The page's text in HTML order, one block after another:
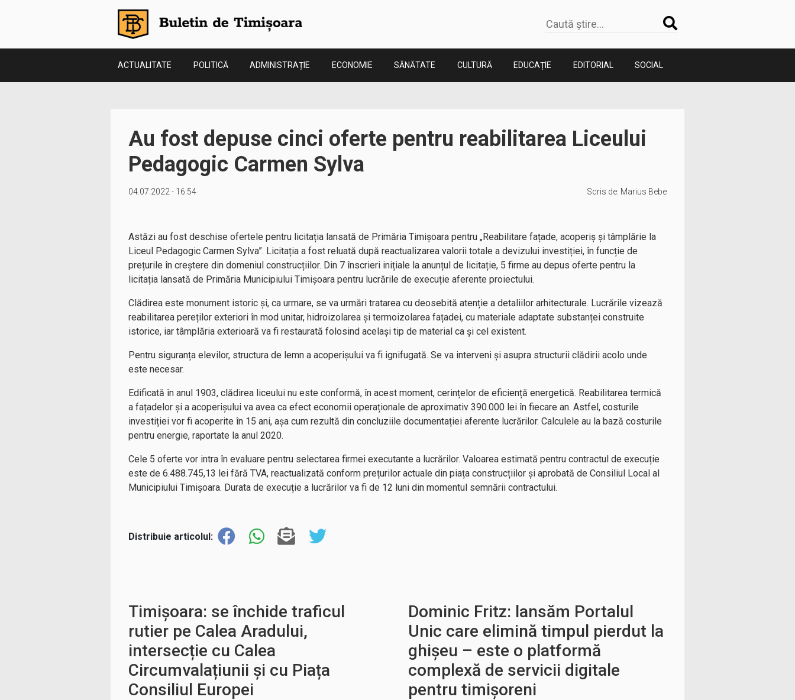
ACTUALITATE POLITICĂ ADMINISTRAȚIE ECONOMIE SĂNĂTATE CULTURĂ EDUCAȚIE EDITORIAL SOCIAL
Au fost depuse cinci oferte pentru reabilitarea Liceului
Pedagogic Carmen Sylva
04.07.2022 - 16:54 Scris de: Marius Bebe
Astăzi au fost deschise ofertele pentru licitația lansată de Primăria Timișoara pentru „Reabilitare fațade, acoperiș și tâmplărie la
Liceul Pedagogic Carmen Sylva”. Licitația a fost reluată după reactualizarea valorii totale a devizului investiției, în funcție de
prețurile în creștere din domeniul construcțiilor. Din 7 înscrieri inițiale la anunțul de licitație, 5 firme au depus oferte pentru la
licitația lansată de Primăria Municipiului Timișoara pentru lucrările de execuție aferente proiectului.
Clădirea este monument istoric și, ca urmare, se va urmări tratarea cu deosebită atenție a detaliilor arhitecturale. Lucrările vizează
reabilitarea pereților exteriori în mod unitar, hidroizolarea și termoizolarea fațadei, cu materiale adaptate substanței construite
istorice, iar tâmplăria exterioară va fi restaurată folosind același tip de material ca și cel existent.
Pentru siguranța elevilor, structura de lemn a acoperișului va fi ignifugată. Se va interveni și asupra structurii clădirii acolo unde
este necesar.
Edificată în anul 1903, clădirea liceului nu este conformă, în acest moment, cerințelor de eficiență energetică. Reabilitarea termică
a fațadelor și a acoperișului va avea ca efect economii operaționale de aproximativ 390.000 lei în fiecare an. Astfel, costurile
investiției vor fi acoperite în 15 ani, așa cum rezultă din concluziile documentației aferente lucrărilor. Calculele au la bază costurile
pentru energie, raportate la anul 2020.
Cele 5 oferte vor intra în evaluare pentru selectarea firmei executante a lucrărilor. Valoarea estimată pentru contractul de execuție
este de 6.488.745,13 lei fără TVA, reactualizată conform prețurilor actuale din piața construcțiilor și aprobată de Consiliul Local al
Municipiului Timișoara. Durata de execuție a lucrărilor va fi de 12 luni din momentul semnării contractului.
Distribuie articolul:
Timișoara: se închide traficul
rutier pe Calea Aradului,
intersecție cu Calea
Circumvalațiunii și cu Piața
Consiliul Europei
Dominic Fritz: lansăm Portalul
Unic care elimină timpul pierdut la
ghișeu – este o platformă
complexă de servicii digitale
pentru timișoreni